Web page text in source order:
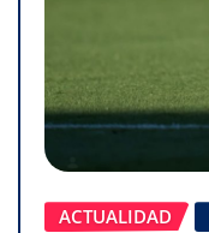
ACTUALIDAD